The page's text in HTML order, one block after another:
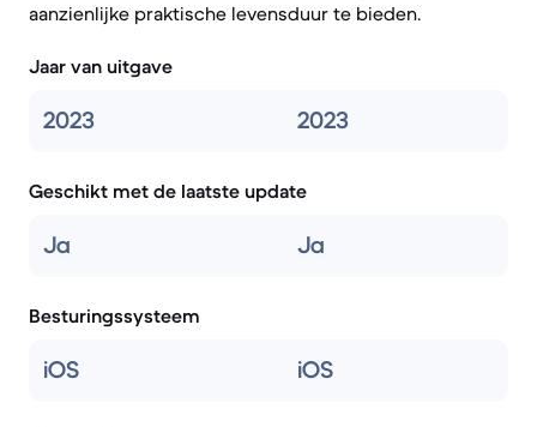
aanzienlijke praktische levensduur te bieden.
Jaar van uitgave
2023 2023
Geschikt met de laatste update
Ja Ja
Besturingssysteem
iOS iOS